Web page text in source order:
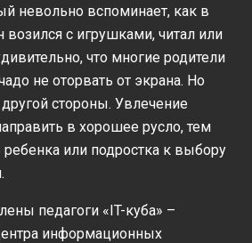
невольно вспоминает, как в
возился с игрушками, читал или
что многие родители
не оторвать от экрана. Но
другой стороны. Увлечение
в хорошее русло, тем
или подростка к выбору
педагоги «IT-куба» –
информационных